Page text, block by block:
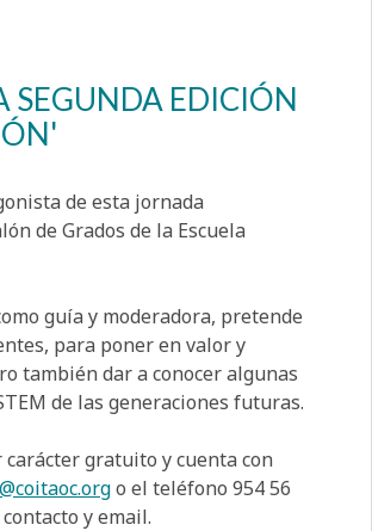
SEGUNDA EDICIÓN
de esta jornada
de Grados de la Escuela
guía y moderadora, pretende
para poner en valor y
también dar a conocer algunas
de las generaciones futuras.
gratuito y cuenta con
o el teléfono 954 56
y email.